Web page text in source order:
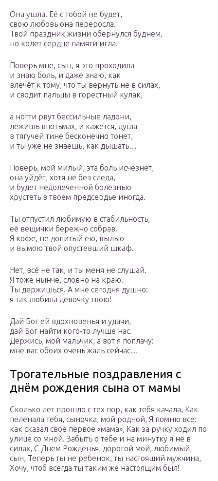
Она ушла. Её с тобой не будет,
свою любовь она переросла.
Твой праздник жизни обернулся буднем,
но колет сердце памяти игла.
Поверь мне, сын, я это проходила
и знаю боль, и даже знаю, как
влечёт к тому, что ты вернуть не в силах,
и сводит пальцы в горестный кулак,
а ногти рвут бессильные ладони,
лежишь впотьмах, и кажется, душа
в тягучей тине бесконечно тонет,
и ты уже не знаешь, как дышать…
Поверь, мой милый, эта боль исчезнет,
она уйдёт, хотя не без следа,
и будет недолеченной болезнью
хрустеть в твоём предсердье иногда.
Ты отпустил любимую в стабильность,
её вещички бережно собрав.
Я кофе, не допитый ею, вылью
и вымою твой опустевший шкаф.
Нет, всё не так, и ты меня не слушай.
Я тоже нынче, словно на краю.
Ты держишься. А мне сегодня душно:
я так любила девочку твою!
Дай Бог ей вдохновенья и удачи,
дай Бог найти кого-то лучше нас.
Держись, мой мальчик, а вот я поплачу:
мне вас обоих очень жаль сейчас…
Трогательные поздравления с
днём рождения сына от мамы
Сколько лет прошло с тех пор, как тебя качала, Как
пеленала тебя, сыночка, мой родной, Я помню все:
как сказал свое первое «мама», Как за ручку ходил по
улице со мной. Забыть о тебе и на минутку я не в
силах, С Днем Рожденья, дорогой мой, любимый,
сын, Теперь ты не ребенок, ты настоящий мужчина,
Хочу, чтоб всегда ты таким же настоящим был!